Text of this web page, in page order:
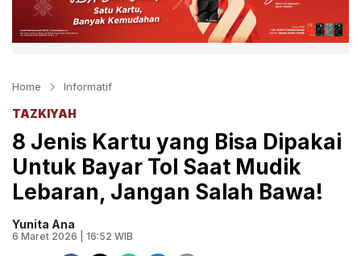
Home Informatif
TAZKIYAH
8 Jenis Kartu yang Bisa Dipakai
Untuk Bayar Tol Saat Mudik
Lebaran, Jangan Salah Bawa!
Yunita Ana
6 Maret 2026 | 16:52 WIB